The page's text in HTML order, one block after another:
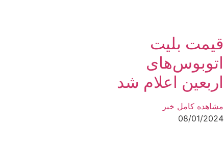
قیمت بلیت
اتوبوس‌های
اربعین اعلام شد
مشاهده کامل خبر
08/01/2024